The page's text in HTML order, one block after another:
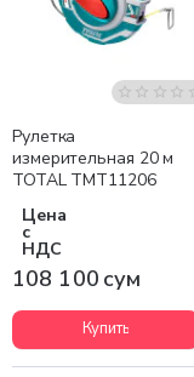
Рулетка
измерительная 20 м
TOTAL TMT11206
Цена
с
НДС
108 100 сум
Купить